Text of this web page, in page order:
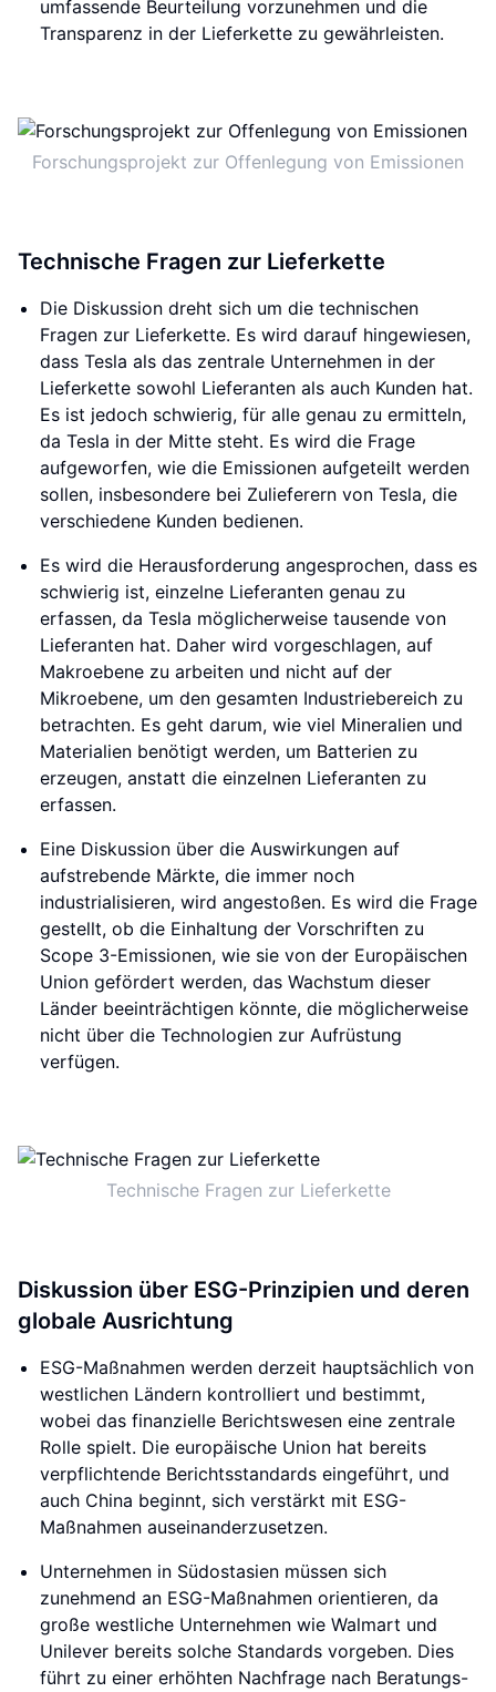
umfassende Beurteilung vorzunehmen und die
Transparenz in der Lieferkette zu gewährleisten.
Forschungsprojekt zur Offenlegung von Emissionen
Technische Fragen zur Lieferkette
Die Diskussion dreht sich um die technischen
Fragen zur Lieferkette. Es wird darauf hingewiesen,
dass Tesla als das zentrale Unternehmen in der
Lieferkette sowohl Lieferanten als auch Kunden hat.
Es ist jedoch schwierig, für alle genau zu ermitteln,
da Tesla in der Mitte steht. Es wird die Frage
aufgeworfen, wie die Emissionen aufgeteilt werden
sollen, insbesondere bei Zulieferern von Tesla, die
verschiedene Kunden bedienen.
Es wird die Herausforderung angesprochen, dass es
schwierig ist, einzelne Lieferanten genau zu
erfassen, da Tesla möglicherweise tausende von
Lieferanten hat. Daher wird vorgeschlagen, auf
Makroebene zu arbeiten und nicht auf der
Mikroebene, um den gesamten Industriebereich zu
betrachten. Es geht darum, wie viel Mineralien und
Materialien benötigt werden, um Batterien zu
erzeugen, anstatt die einzelnen Lieferanten zu
erfassen.
Eine Diskussion über die Auswirkungen auf
aufstrebende Märkte, die immer noch
industrialisieren, wird angestoßen. Es wird die Frage
gestellt, ob die Einhaltung der Vorschriften zu
Scope 3-Emissionen, wie sie von der Europäischen
Union gefördert werden, das Wachstum dieser
Länder beeinträchtigen könnte, die möglicherweise
nicht über die Technologien zur Aufrüstung
verfügen.
Technische Fragen zur Lieferkette
Diskussion über ESG-Prinzipien und deren
globale Ausrichtung
ESG-Maßnahmen werden derzeit hauptsächlich von
westlichen Ländern kontrolliert und bestimmt,
wobei das finanzielle Berichtswesen eine zentrale
Rolle spielt. Die europäische Union hat bereits
verpflichtende Berichtsstandards eingeführt, und
auch China beginnt, sich verstärkt mit ESG-
Maßnahmen auseinanderzusetzen.
Unternehmen in Südostasien müssen sich
zunehmend an ESG-Maßnahmen orientieren, da
große westliche Unternehmen wie Walmart und
Unilever bereits solche Standards vorgeben. Dies
führt zu einer erhöhten Nachfrage nach Beratungs-